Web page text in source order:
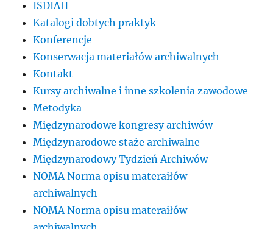
ISDIAH
Katalogi dobtych praktyk
Konferencje
Konserwacja materiałów archiwalnych
Kontakt
Kursy archiwalne i inne szkolenia zawodowe
Metodyka
Międzynarodowe kongresy archiwów
Międzynarodowe staże archiwalne
Międzynarodowy Tydzień Archiwów
NOMA Norma opisu materaiłów
archiwalnych
NOMA Norma opisu materaiłów